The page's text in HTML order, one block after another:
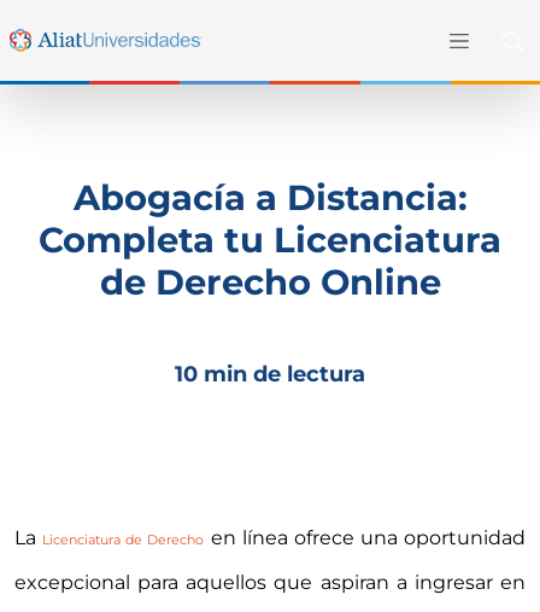
Abogacía a Distancia:
Completa tu Licenciatura
de Derecho Online
10 min de lectura
La Licenciatura de Derecho en línea ofrece una oportunidad
excepcional para aquellos que aspiran a ingresar en